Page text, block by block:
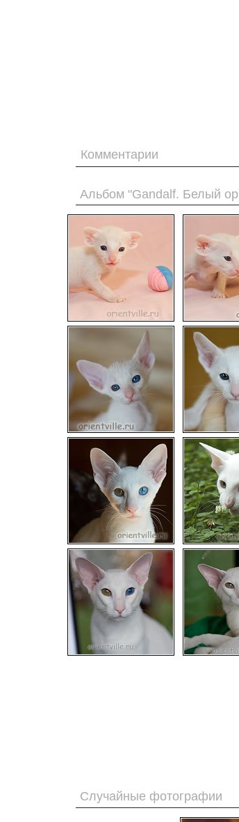
Комментарии
Альбом "Gandalf. Белый
Случайные фотографии